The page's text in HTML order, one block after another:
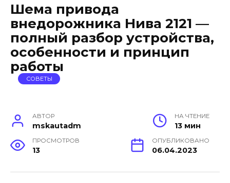
Шема привода
внедорожника Нива 2121 —
полный разбор устройства,
особенности и принцип
работы
СОВЕТЫ
АВТОР
mskautadm
НА ЧТЕНИЕ
13 мин
ПРОСМОТРОВ
13
ОПУБЛИКОВАНО
06.04.2023